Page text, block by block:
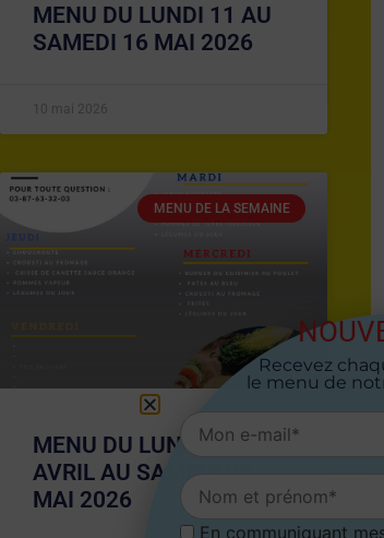
MENU DU LUNDI 11 AU
SAMEDI 16 MAI 2026
10 mai 2026
MENU DE LA SEMAINE
MENU DU LUNDI 27
AVRIL AU SAMEDI 02
MAI 2026
Recevez
le menu de
En communiquant